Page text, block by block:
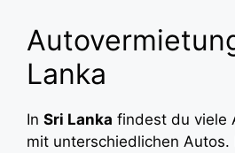
Lanka
In Sri Lanka findest du viele
mit unterschiedlichen Autos.